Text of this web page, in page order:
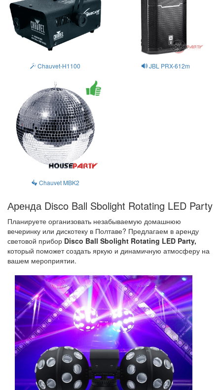
Chauvet-H1100 JBL PRX-612m
Chauvet MBK2
Аренда Disco Ball Sbolight Rotating LED Party
Планируете организовать незабываемую домашнюю
вечеринку или дискотеку в Полтаве? Предлагаем в аренду
световой прибор Disco Ball Sbolight Rotating LED Party,
который поможет создать яркую и динамичную атмосферу на
вашем мероприятии.